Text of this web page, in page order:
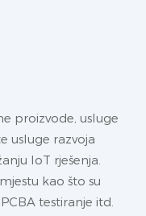
proizvode, usluge
usluge razvoja
IoT rješenja.
kao što su
testiranje itd.